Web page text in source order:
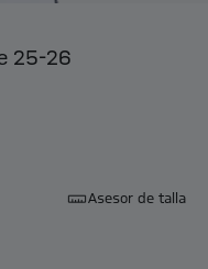
25-26
Asesor de talla